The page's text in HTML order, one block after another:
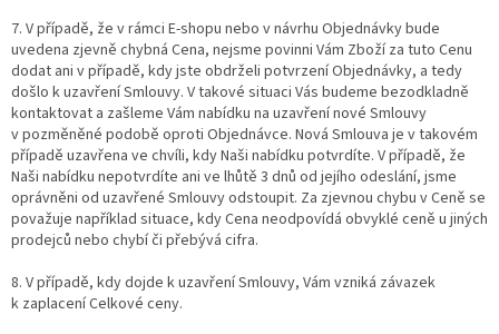
7. V případě, že v rámci E-shopu nebo v návrhu Objednávky bude
uvedena zjevně chybná Cena, nejsme povinni Vám Zboží za tuto Cenu
dodat ani v případě, kdy jste obdrželi potvrzení Objednávky, a tedy
došlo k uzavření Smlouvy. V takové situaci Vás budeme bezodkladně
kontaktovat a zašleme Vám nabídku na uzavření nové Smlouvy
v pozměněné podobě oproti Objednávce. Nová Smlouva je v takovém
případě uzavřena ve chvíli, kdy Naši nabídku potvrdíte. V případě, že
Naši nabídku nepotvrdíte ani ve lhůtě 3 dnů od jejího odeslání, jsme
oprávněni od uzavřené Smlouvy odstoupit. Za zjevnou chybu v Ceně se
považuje například situace, kdy Cena neodpovídá obvyklé ceně u jiných
prodejců nebo chybí či přebývá cifra.
8. V případě, kdy dojde k uzavření Smlouvy, Vám vzniká závazek
k zaplacení Celkové ceny.